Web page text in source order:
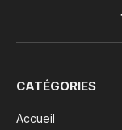
CATÉGORIES
Accueil